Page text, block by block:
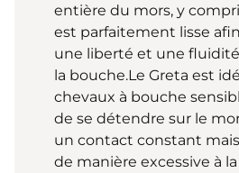
entière du mors, y
est parfaitement lisse
une liberté et une
la bouche.Le Greta est
chevaux à bouche
de se détendre sur le
un contact constant
de manière excessive à